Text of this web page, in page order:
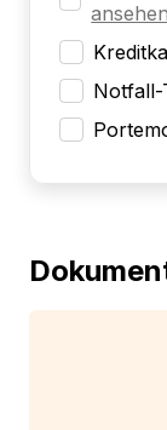
ansehen
Notfall-